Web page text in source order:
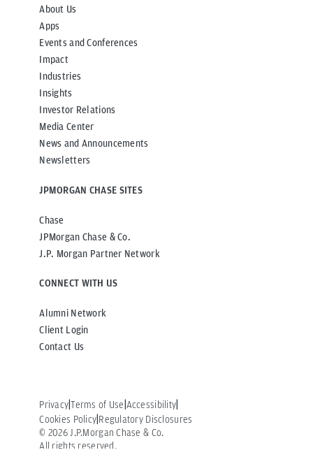
About Us
Apps
Events and Conferences
Impact
Industries
Insights
Investor Relations
Media Center
News and Announcements
Newsletters
JPMORGAN CHASE SITES
Chase
JPMorgan Chase & Co.
J.P. Morgan Partner Network
CONNECT WITH US
Alumni Network
Client Login
Contact Us
Privacy Terms of Use Accessibility
Cookies Policy Regulatory Disclosures
© 2026J.P.Morgan Chase & Co.
All rights reserved.